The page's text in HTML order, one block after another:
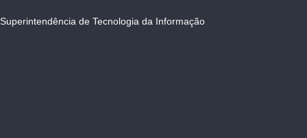
Superintendência de Tecnologia da Informação